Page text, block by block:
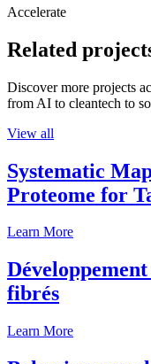
Accelerate
Related
Discover more projects
from AI to cleantech to
View all
Systematic
Proteome for
Learn More
fibrés
Learn More